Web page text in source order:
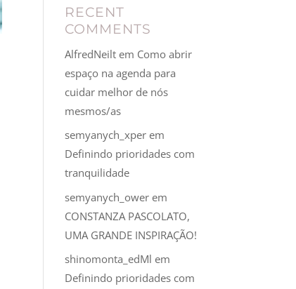
RECENT
COMMENTS
AlfredNeilt em Como abrir
espaço na agenda para
cuidar melhor de nós
mesmos/as
semyanych_xper em
Definindo prioridades com
tranquilidade
semyanych_ower em
CONSTANZA PASCOLATO,
UMA GRANDE INSPIRAÇÃO!
shinomonta_edMl em
Definindo prioridades com